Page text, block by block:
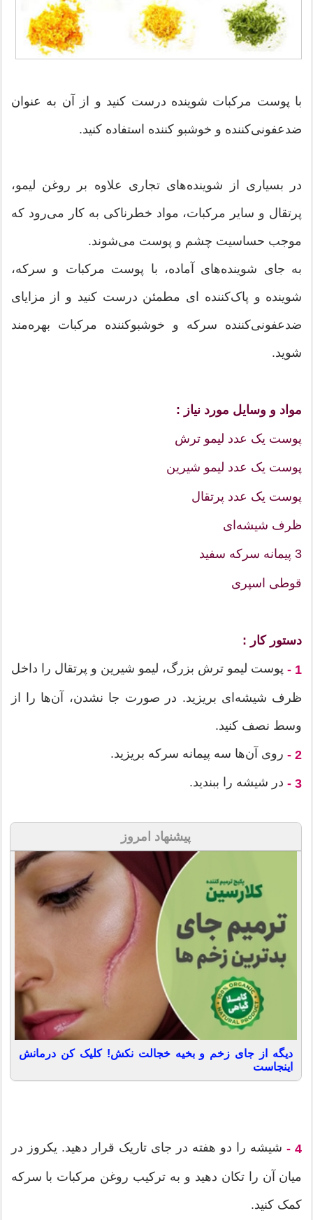
با پوست مرکبات شوینده درست کنید و از آن به عنوان
ضدعفونی‌کننده و خوشبو کننده استفاده کنید.
در بسیاری از شوینده‌های تجاری علاوه بر روغن لیمو،
پرتقال و سایر مرکبات، مواد خطرناکی به کار می‌رود که
موجب حساسیت چشم و پوست می‌شوند.
به جای شوینده‌های آماده، با پوست مرکبات و سرکه،
شوینده و پاک‌کننده ای مطمئن درست کنید و از مزایای
ضدعفونی‌کننده سرکه و خوشبوکننده مرکبات بهره‌مند
شوید.
مواد و وسایل مورد نیاز :
پوست یک عدد لیمو ترش
پوست یک عدد لیمو شیرین
پوست یک عدد پرتقال
ظرف شیشه‌ای
3 پیمانه سرکه سفید
قوطی اسپری
دستور کار :
1 - پوست لیمو ترش بزرگ، لیمو شیرین و پرتقال را داخل
ظرف شیشه‌ای بریزید. در صورت جا نشدن، آن‌ها را از
وسط نصف کنید.
2 - روی آن‌ها سه پیمانه سرکه بریزید.
3 - در شیشه را ببندید.
پیشنهاد امروز
دیگه از جای زخم و بخیه خجالت نکش! کلیک کن درمانش
اینجاست
4 - شیشه را دو هفته در جای تاریک قرار دهید. یکروز در
میان آن را تکان دهید و به ترکیب روغن مرکبات با سرکه
کمک کنید.